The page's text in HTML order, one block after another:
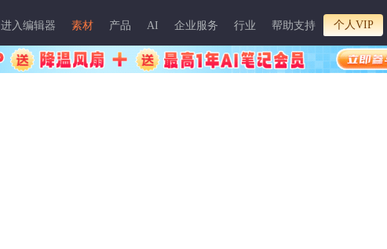
进入编辑器 素材 产品 AI 企业服务 行业 帮助支持 个人VIP